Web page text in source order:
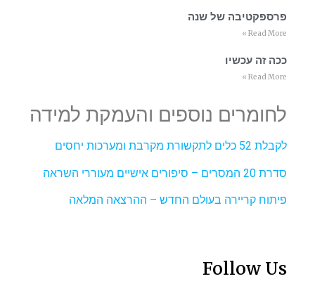
פרספקטיבה של שנה
Read More »
ככה זה עכשיו
Read More »
לחומרים נוספים והעמקת למידה
לקבלת 52 כלים לתקשורת מקרבת ומערכות יחסים
סדרת 20 המסרים – סיפורים אישיים מעוררי השראה
פיתוח קריירה בעולם החדש – ההרצאה המלאה
Follow Us